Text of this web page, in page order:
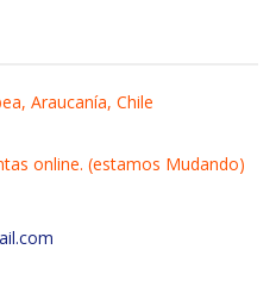
Araucanía, Chile
online. (estamos Mudando)